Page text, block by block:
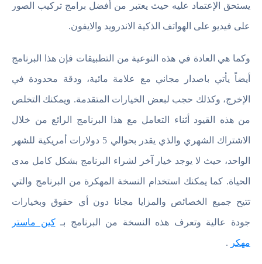
يستحق الإعتماد عليه حيث يعتبر من أفضل برامج تركيب الصور
على فيديو على الهواتف الذكية الاندرويد والايفون.
وكما هي العادة في هذه النوعية من التطبيقات فإن هذا البرنامج
أيضاً يأتي باصدار مجاني مع علامة مائية، ودقة محدودة في
الإخرج، وكذلك حجب لبعض الخيارات المتقدمة. ويمكنك التخلص
من هذه القيود أثناء التعامل مع هذا البرنامج الرائع من خلال
الاشتراك الشهري والذي يقدر بحوالي 5 دولارات أمريكية للشهر
الواحد، حيث لا يوجد خيار آخر لشراء البرنامج بشكل كامل مدى
الحياة. كما يمكنك استخدام النسخة المهكرة من البرنامج والتي
تتيح جميع الخصائص والمزايا مجانا دون أي حقوق وبخيارات
جودة عالية وتعرف هذه النسخة من البرنامج بـكين ماستر
مهكر .